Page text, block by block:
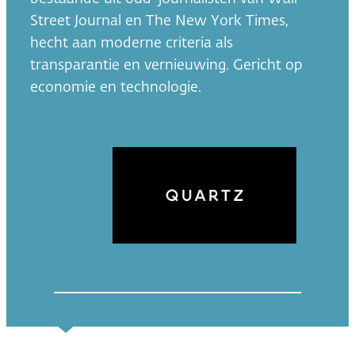
Street Journal en The New York Times,
hecht aan moderne criteria als
transparantie en vernieuwing. Gericht op
economie en technologie.